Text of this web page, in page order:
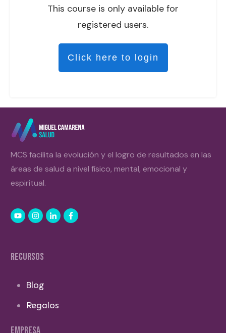
This course is only available for
registered users.
Click here to login
MCS facilita la evolución y el logro de resultados en las
áreas de salud a nivel físico, mental, emocional y
espiritual.
RECURSOS
Blog
Regalos